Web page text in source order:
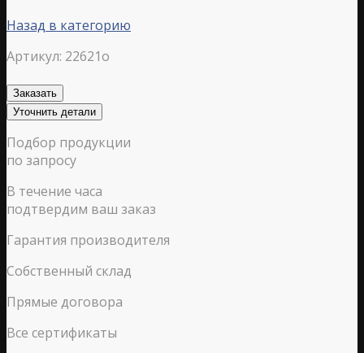
Назад в категорию
Артикул: 22621o
Заказать
Уточнить детали
Подбор продукции
по запросу
В течение часа
подтвердим ваш заказ
Гарантия производителя
Собственный склад
Прямые договора
Все сертификаты